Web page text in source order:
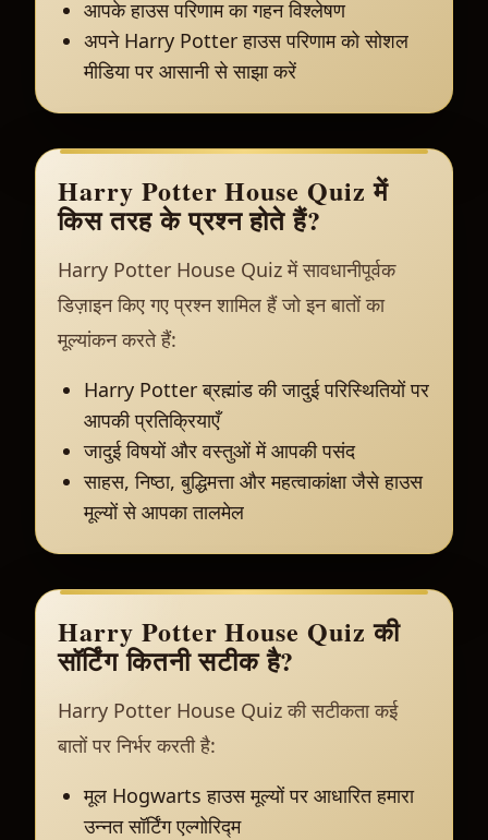
आपके हाउस परिणाम का गहन विश्लेषण
अपने Harry Potter हाउस परिणाम को सोशल
मीडिया पर आसानी से साझा करें
Harry Potter House Quiz में
किस तरह के प्रश्न होते हैं?
Harry Potter House Quiz में सावधानीपूर्वक
डिज़ाइन किए गए प्रश्न शामिल हैं जो इन बातों का
मूल्यांकन करते हैं:
Harry Potter ब्रह्मांड की जादुई परिस्थितियों पर
आपकी प्रतिक्रियाएँ
जादुई विषयों और वस्तुओं में आपकी पसंद
साहस, निष्ठा, बुद्धिमत्ता और महत्वाकांक्षा जैसे हाउस
मूल्यों से आपका तालमेल
Harry Potter House Quiz की
सॉर्टिंग कितनी सटीक है?
Harry Potter House Quiz की सटीकता कई
बातों पर निर्भर करती है:
मूल Hogwarts हाउस मूल्यों पर आधारित हमारा
उन्नत सॉर्टिंग एल्गोरिद्म